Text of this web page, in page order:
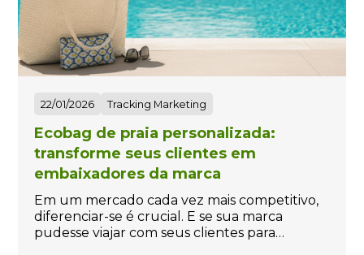
22/01/2026 Tracking Marketing
Ecobag de praia personalizada:
transforme seus clientes em
embaixadores da marca
Em um mercado cada vez mais competitivo,
diferenciar-se é crucial. E se sua marca
pudesse viajar com seus clientes para…